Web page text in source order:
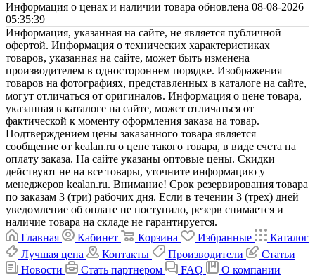
Информация о ценах и наличии товара обновлена 08-08-2026
05:35:39
Информация, указанная на сайте, не является публичной
офертой. Информация о технических характеристиках
товаров, указанная на сайте, может быть изменена
производителем в одностороннем порядке. Изображения
товаров на фотографиях, представленных в каталоге на сайте,
могут отличаться от оригиналов. Информация о цене товара,
указанная в каталоге на сайте, может отличаться от
фактической к моменту оформления заказа на товар.
Подтверждением цены заказанного товара является
сообщение от kealan.ru о цене такого товара, в виде счета на
оплату заказа. На сайте указаны оптовые цены. Скидки
действуют не на все товары, уточните информацию у
менеджеров kealan.ru. Внимание! Срок резервирования товара
по заказам 3 (три) рабочих дня. Если в течении 3 (трех) дней
уведомление об оплате не поступило, резерв снимается и
наличие товара на складе не гарантируется.
Главная
Кабинет Корзина Избранные
Каталог
Лучшая цена
Контакты Производители
Статьи
Новости
Стать партнером FAQ О компании